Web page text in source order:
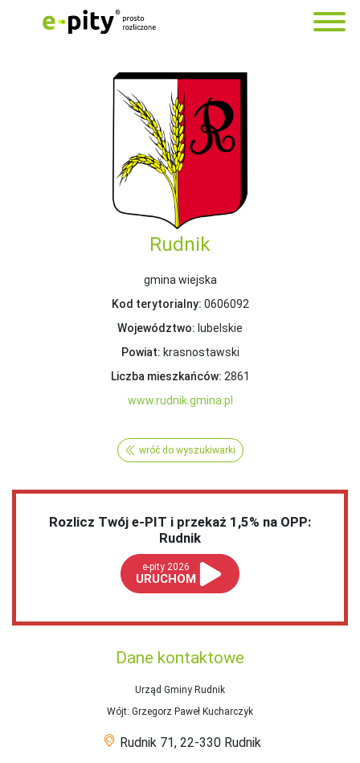
Rudnik
gmina wiejska
Kod terytorialny: 0606092
Województwo: lubelskie
Powiat: krasnostawski
Liczba mieszkańców: 2861
www.rudnik.gmina.pl
wróć do wyszukiwarki
Rozlicz Twój e-PIT i przekaż 1,5% na OPP:
Rudnik
e-pity 2026
URUCHOM
Dane kontaktowe
Urząd Gminy Rudnik
Wójt: Grzegorz Paweł Kucharczyk
Rudnik 71, 22-330 Rudnik